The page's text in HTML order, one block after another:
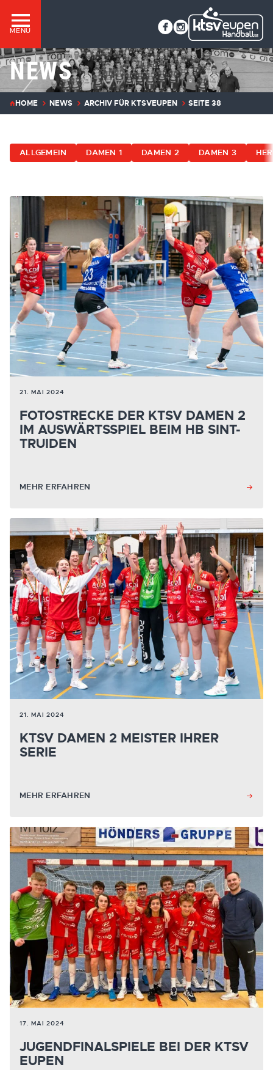
MENÜ
NEWS
HOME NEWS ARCHIV FÜR KTSVEUPEN SEITE 38
ALLGEMEIN DAMEN 1 DAMEN 2 DAMEN 3
21. MAI 2024
FOTOSTRECKE DER KTSV DAMEN 2
IM AUSWÄRTSSPIEL BEIM HB SINT-
TRUIDEN
MEHR ERFAHREN
21. MAI 2024
KTSV DAMEN 2 MEISTER IHRER
SERIE
MEHR ERFAHREN
17. MAI 2024
JUGENDFINALSPIELE BEI DER KTSV
EUPEN